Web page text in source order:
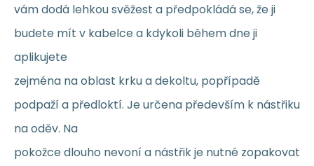
vám dodá lehkou svěžest a předpokládá se, že ji
budete mít v kabelce a kdykoli během dne ji
aplikujete
zejména na oblast krku a dekoltu, popřípadě
podpaží a předloktí. Je určena především k nástřiku
na oděv. Na
pokožce dlouho nevoní a nástřik je nutné zopakovat